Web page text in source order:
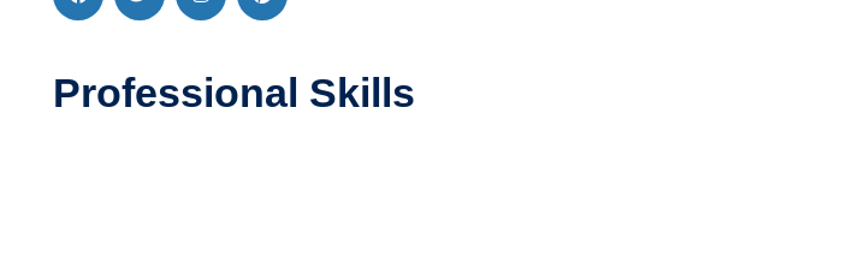
Professional Skills